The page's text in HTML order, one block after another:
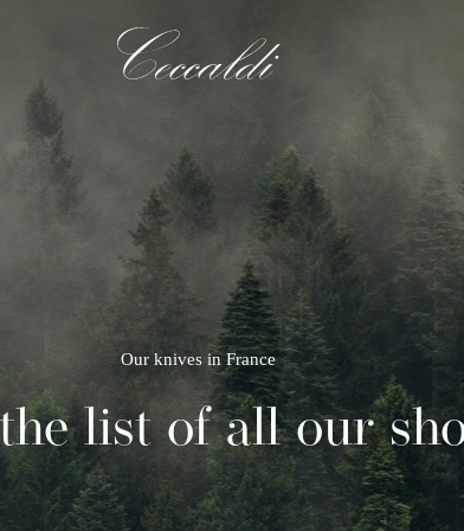
Our knives in France
list of all our